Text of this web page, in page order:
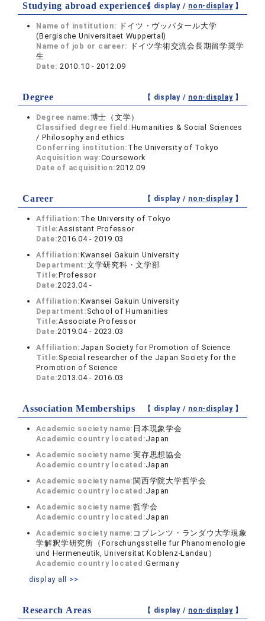
Studying abroad experiences【 display / non-display】
Name of institution: ドイツ・ヴッパタール大学
(Bergische Universitaet Wuppertal)
Name of job or career:
ドイツ学術交流会長期留学奨学
生
Date:2010.10 - 2012.09
Degree 【 display / non-display】
Degree name:博士（文学）
Classified degree field:Humanities & Social Sciences
/ Philosophy and ethics
Conferring institution: The University of Tokyo
Acquisition way:Coursework
Date of acquisition:2012.09
Career 【 display / non-display】
Affiliation: The University of Tokyo
Title:Assistant Professor
Date:2016.04 - 2019.03
Affiliation:Kwansei Gakuin University
Department:文学研究科・文学部
Title:Professor
Date:2023.04 -
Affiliation:Kwansei Gakuin University
Department: School of Humanities
Title:Associate Professor
Date:2019.04 - 2023.03
Affiliation: Japan Society for Promotion of Science
Title: Special researcher of the Japan Society for the
Promotion of Science
Date:2013.04 - 2016.03
Association Memberships 【 display / non-display】
Academic society name: 日本現象学会
Academic country located:Japan
Academic society name:実存思想協会
Academic country located:Japan
Academic society name: 関西学院大学哲学会
Academic country located:Japan
Academic society name:哲学会
Academic country located:Japan
Academic society name: コブレンツ・ランダウ大学現象
学解釈学研究所（Forschungsstelle fur Phanomenologie
und Hermeneutik, Universitat Koblenz-Landau）
Academic country located:Germany
display all >>
Research Areas 【 display / non-display】